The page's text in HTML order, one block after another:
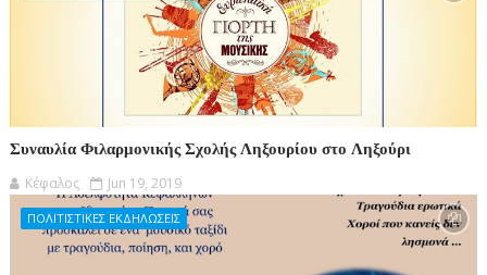
Συναυλία Φιλαρμονικής Σχολής Ληξουρίου στο Ληξούρι
Κέφαλος Jun 19, 2019
ΠΟΛΙΤΙΣΤΙΚΕΣ ΕΚΔΗΛΩΣΕΙΣ